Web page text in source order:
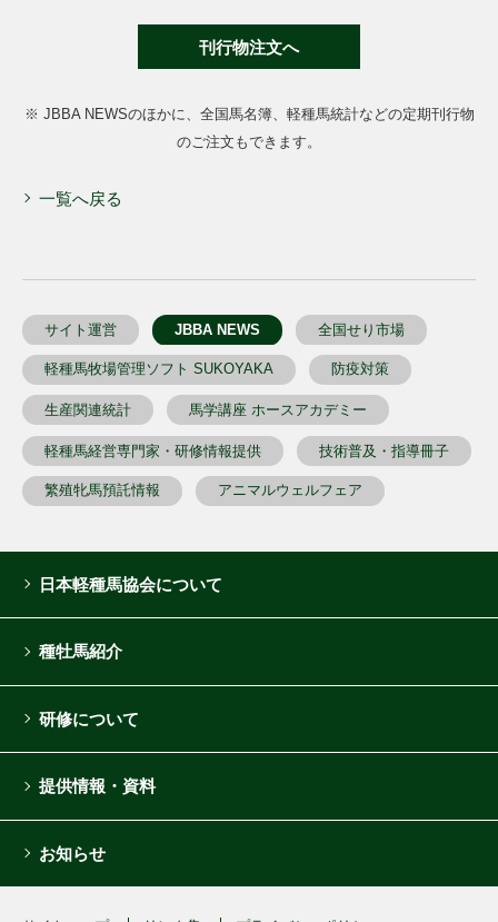
刊行物注文へ
※ JBBA NEWSのほかに、全国馬名簿、軽種馬統計などの定期刊行物
のご注文もできます。
一覧へ戻る
サイト運営 JBBA NEWS 全国せり市場
軽種馬牧場管理ソフト SUKOYAKA 防疫対策
生産関連統計 馬学講座 ホースアカデミー
軽種馬経営専門家・研修情報提供 技術普及・指導冊子
繁殖牝馬預託情報 アニマルウェルフェア
日本軽種馬協会について
種牡馬紹介
研修について
提供情報・資料
お知らせ